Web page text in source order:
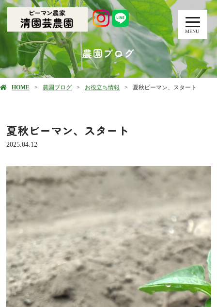
MENU
農園ブログ
HOME 農園ブログ お役立ち情報 夏秋ピーマン、スタート
夏秋ピーマン、スタート
2025.04.12